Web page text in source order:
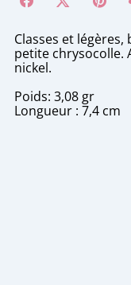
Classes et
petite chrysocolle.
nickel.
Poids: 3,08 gr
Longueur : 7,4 cm